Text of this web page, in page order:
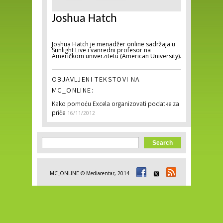
Joshua Hatch
Joshua Hatch je menadžer online sadržaja u
Sunlight Live i vanredni profesor na
Američkom univerzitetu (American University).
OBJAVLJENI TEKSTOVI NA
MC_ONLINE:
Kako pomoću Excela organizovati podatke za
priče 16/11/2012
Search form
Search
MC_ONLINE © Mediacentar, 2014